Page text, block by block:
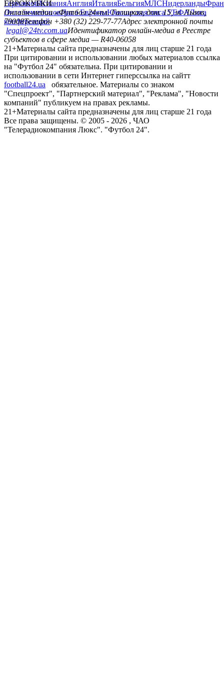
ГерманияИспанияАнглияИталияБельгияМЛСНидерланды
ЕВРОКУБКИ
Лига чемпионовЛига ЕвропыЮношеская лига УЕФАЛига
конференций
Онлайн-медиа «Футбол 24»пл. Галицкая, дом. 15, м. Львов,
79008Телефон +380 (32) 229-77-77Адрес электронной почты
legal@24tv.com.uaИдентификатор онлайн-медиа в Реестре
субъектов в сфере медиа — R40-06058
21+Материалы сайта предназначены для лиц старше 21 года
При цитировании и использовании любых материалов ссылка
на "Футбол 24" обязательна. При цитировании и
использовании в сети Интернет гиперссылка на сайтт
football24.ua
обязательное. Материалы со знаком
"Спецпроект", "Партнерский материал", "Реклама", "Новости
компаний" публикуем на правах рекламы.
21+Материалы сайта предназначены для лиц старше 21 года
Все права защищены. © 2005 - 2026 , ЧАО
"Телерадиокомпания Люкс". "Футбол 24".